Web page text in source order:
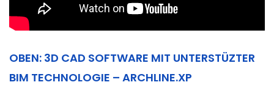
OBEN: 3D CAD SOFTWARE MIT UNTERSTÜZTER
BIM TECHNOLOGIE – ARCHLINE.XP